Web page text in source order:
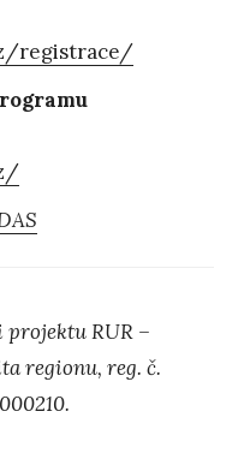
registrace/
projektu RUR –
regionu, reg. č.